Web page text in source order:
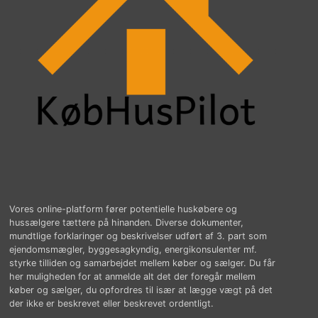
Vores online-platform fører potentielle huskøbere og
hussælgere tættere på hinanden. Diverse dokumenter,
mundtlige forklaringer og beskrivelser udført af 3. part som
ejendomsmægler, byggesagkyndig, energikonsulenter mf.
styrke tilliden og samarbejdet mellem køber og sælger. Du får
her muligheden for at anmelde alt det der foregår mellem
køber og sælger, du opfordres til især at lægge vægt på det
der ikke er beskrevet eller beskrevet ordentligt.